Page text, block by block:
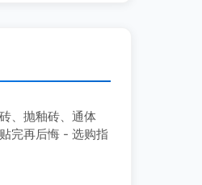
、抛釉砖、通体
完再后悔 - 选购指